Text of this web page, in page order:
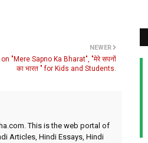
NEWER
"Mere Sapno Ka Bharat", "मेरे सपनों
का भारत " for Kids and Students.
This is the web portal of
Articles, Hindi Essays, Hindi